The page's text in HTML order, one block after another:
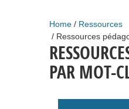
Home
Ressources
Ressources
PAR MOT-